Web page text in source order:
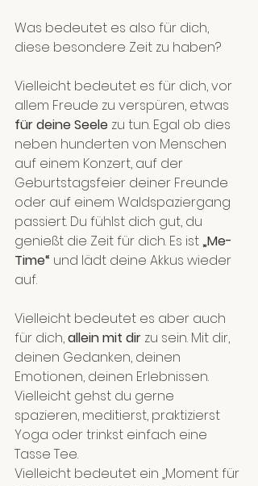
Was bedeutet es also für dich,
diese besondere Zeit zu haben?
Vielleicht bedeutet es für dich, vor
allem Freude zu verspüren, etwas
für deine Seele zu tun. Egal ob dies
neben hunderten von Menschen
auf einem Konzert, auf der
Geburtstagsfeier deiner Freunde
oder auf einem Waldspaziergang
passiert. Du fühlst dich gut, du
genießt die Zeit für dich. Es ist „Me-
Time“ und lädt deine Akkus wieder
auf.
Vielleicht bedeutet es aber auch
für dich, allein mit dir zu sein. Mit dir,
deinen Gedanken, deinen
Emotionen, deinen Erlebnissen.
Vielleicht gehst du gerne
spazieren, meditierst, praktizierst
Yoga oder trinkst einfach eine
Tasse Tee.
Vielleicht bedeutet ein „Moment für